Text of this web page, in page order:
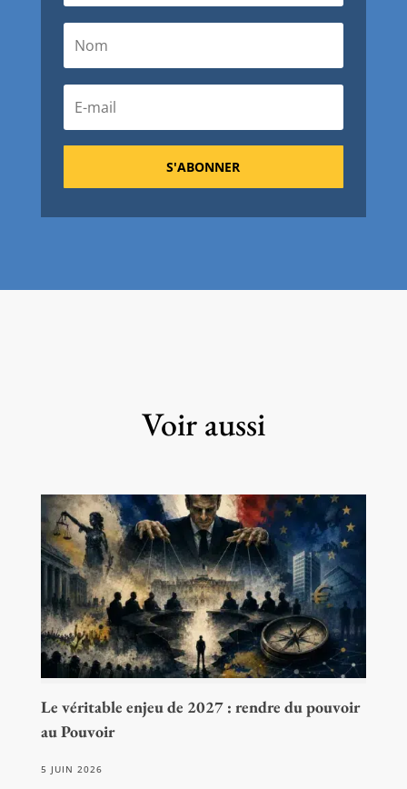
S'ABONNER
Voir aussi
Le véritable enjeu de 2027 : rendre du pouvoir
au Pouvoir
5 JUIN 2026